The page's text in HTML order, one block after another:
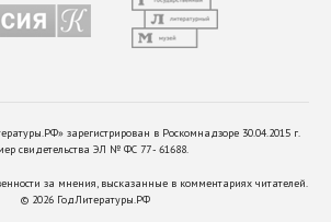
зарегистрирован в Роскомнадзоре 30.04.2015 г.
свидетельства ЭЛ № ФС 77 - 61688.
за мнения, высказанные в комментариях читателей.
© 2026 ГодЛитературы.РФ